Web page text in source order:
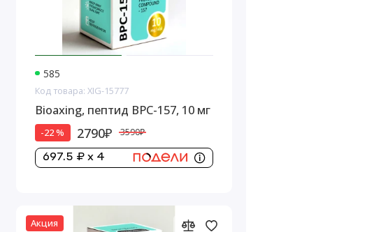
585
Код товара: XIG-15777
Bioaxing, пептид BPC-157, 10 мг
-22 % 2790₽ 3590₽
697.5 ₽ x 4
Акция